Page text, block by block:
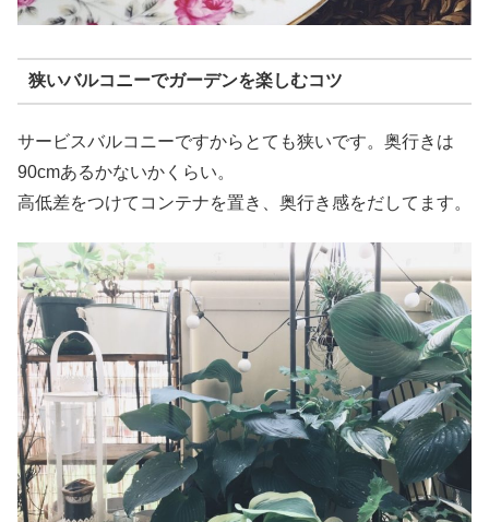
狭いバルコニーでガーデンを楽しむコツ
サービスバルコニーですからとても狭いです。奥行きは
90cmあるかないかくらい。
高低差をつけてコンテナを置き、奥行き感をだしてます。